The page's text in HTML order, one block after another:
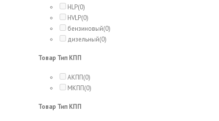
HLP(0)
HVLP(0)
бензиновый(0)
дизельный(0)
Товар Тип КПП
АКПП(0)
МКПП(0)
Товар Тип КПП